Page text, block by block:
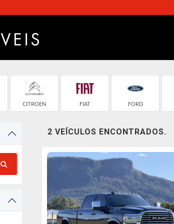
CITROEN FIAT FORD
2 VEÍCULOS ENCONTRADOS.